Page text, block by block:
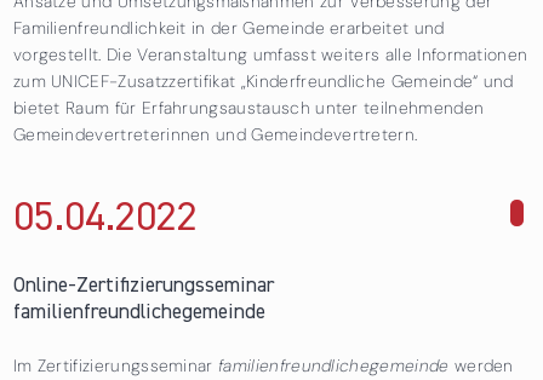
Familienfreundlichkeit in der Gemeinde erarbeitet und
vorgestellt. Die Veranstaltung umfasst weiters alle Informationen
zum UNICEF-Zusatzzertifikat „Kinderfreundliche Gemeinde“ und
bietet Raum für Erfahrungsaustausch unter teilnehmenden
Gemeindevertreterinnen und Gemeindevertretern.
05.04.2022
Online-Zertifizierungsseminar
familienfreundlichegemeinde
Im Zertifizierungsseminar familienfreundlichegemeinde werden